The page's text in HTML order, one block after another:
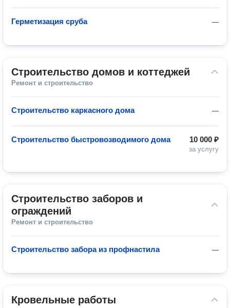
—
Герметизация сруба
Строительство домов и коттеджей
Ремонт и строительство
—
Строительство каркасного дома
10 000 ₽
за услугу
Строительство быстровозводимого дома
Строительство заборов и
ограждений
Ремонт и строительство
—
Строительство забора из профнастила
Кровельные работы